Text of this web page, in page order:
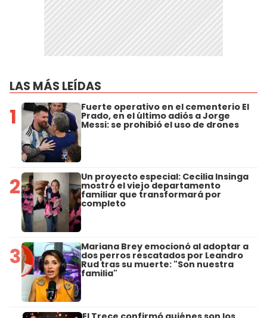
LAS MÁS LEÍDAS
1 Fuerte operativo en el cementerio El
Prado, en el último adiós a Jorge
Messi: se prohibió el uso de drones
2 Un proyecto especial: Cecilia Insinga
mostró el viejo departamento
familiar que transformará por
completo
3 Mariana Brey emocionó al adoptar a
dos perros rescatados por Leandro
Rud tras su muerte: "Son nuestra
familia"